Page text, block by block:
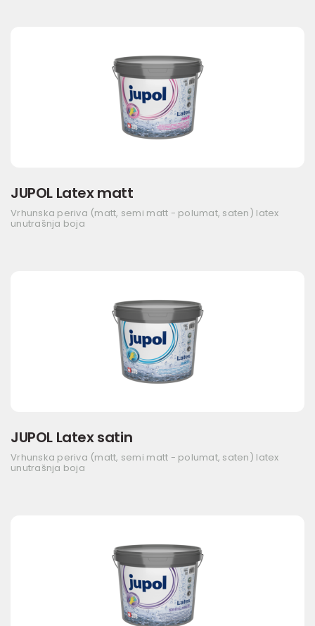
JUPOL Latex matt
Vrhunska periva (matt, semi matt - polumat, saten) latex
unutrašnja boja
JUPOL Latex satin
Vrhunska periva (matt, semi matt - polumat, saten) latex
unutrašnja boja